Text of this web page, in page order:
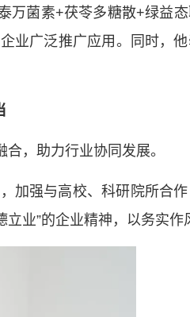
菌素+茯苓多糖散+绿益态
业广泛推广应用。同时，
，助力行业协同发展。
加强与高校、科研院所合
业”的企业精神，以务实作